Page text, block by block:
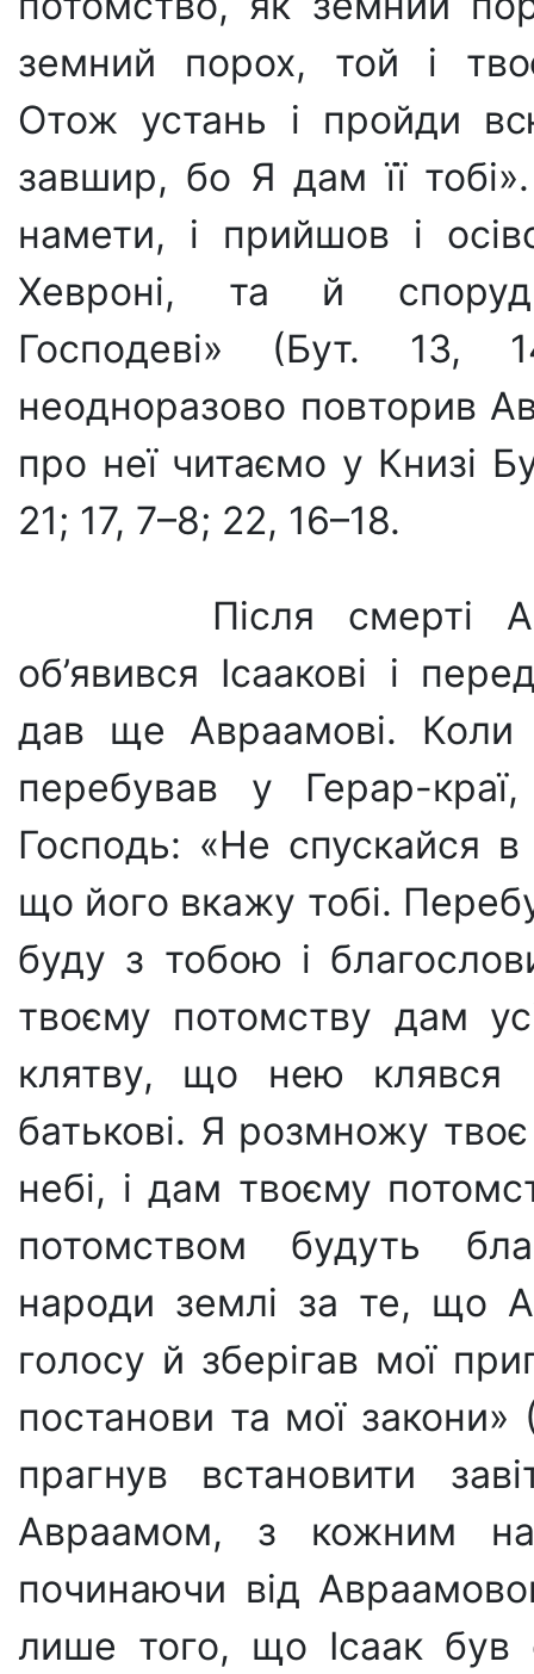
земний порох, той і
Отож устань і пройди
завшир, бо Я дам її
намети, і прийшов і
Хевроні, та й
Господеві» (Бут. 13,
неодноразово повторив
про неї читаємо у Книзі
21; 17, 7–8; 22, 16–18.
Після смерті
об’явився Ісаакові і
дав ще Авраамові. Коли
перебував у Герар-
Господь: «Не спускайся
що його вкажу тобі.
буду з тобою і
твоєму потомству дам
клятву, що нею клявся
батькові. Я розмножу
небі, і дам твоєму
потомством будуть
народи землі за те, що
голосу й зберігав мої
постанови та мої
прагнув встановити
Авраамом, з кожним
починаючи від
лише того, що Ісаак